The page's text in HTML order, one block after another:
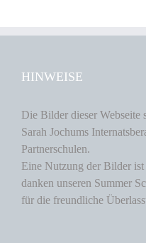
HINWEISE
Die Bilder dieser Webseite
Sarah Jochums
Partnerschulen.
Eine Nutzung der Bilder
danken unseren Summer
für die freundliche